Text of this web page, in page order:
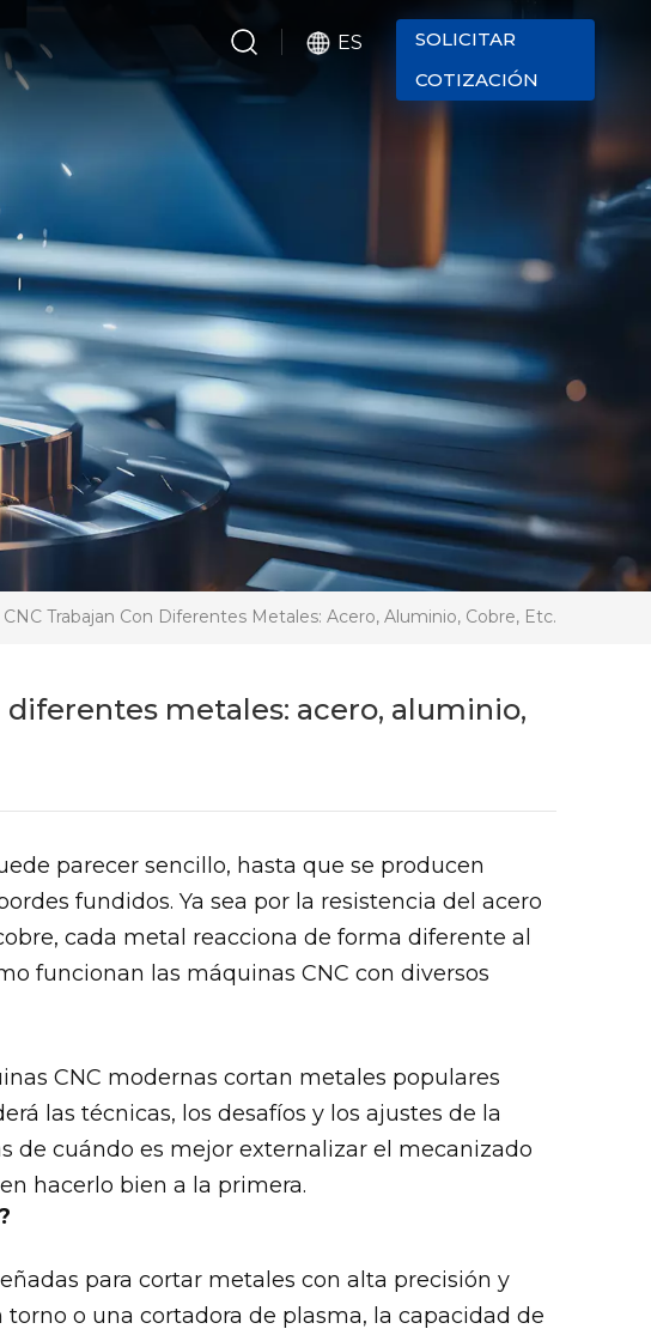
ES
SOLICITAR
COTIZACIÓN
Trabajan Con Diferentes Metales: Acero, Aluminio, Cobre, Etc.
diferentes metales: acero, aluminio,
parecer sencillo, hasta que se producen
fundidos. Ya sea por la resistencia del acero
cada metal reacciona de forma diferente al
funcionan las máquinas CNC con diversos
CNC modernas cortan metales populares
las técnicas, los desafíos y los ajustes de la
de cuándo es mejor externalizar el mecanizado
hacerlo bien a la primera.
para cortar metales con alta precisión y
torno o una cortadora de plasma, la capacidad de